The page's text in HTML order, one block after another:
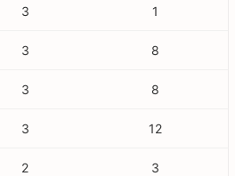
3 1
3 8
3 8
3 12
2 3